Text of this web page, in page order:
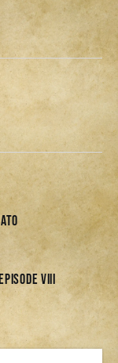
VIII